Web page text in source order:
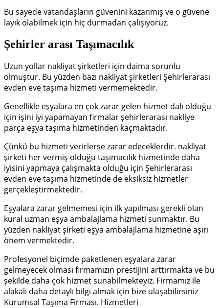
Bu sayede vatandaşların güvenini kazanmış ve o güvene
layık olabilmek için hiç durmadan çalışıyoruz.
Şehirler arası Taşımacılık
Uzun yollar nakliyat şirketleri için daima sorunlu
olmuştur. Bu yüzden bazı nakliyat şirketleri Şehirlerarası
evden eve taşıma hizmeti vermemektedir.
Genellikle eşyalara en çok zarar gelen hizmet dalı olduğu
için işini iyi yapamayan firmalar şehirlerarası nakliye
parça eşya taşıma hizmetinden kaçmaktadır.
Çünkü bu hizmeti verirlerse zarar edeceklerdir. nakliyat
şirketi her vermiş olduğu taşımacılık hizmetinde daha
iyisini yapmaya çalışmakta olduğu için Şehirlerarası
evden eve taşıma hizmetinde de eksiksiz hizmetler
gerçekleştirmektedir.
Eşyalara zarar gelmemesi için ilk yapılması gerekli olan
kural uzman eşya ambalajlama hizmeti sunmaktır. Bu
yüzden nakliyat şirketi eşya ambalajlama hizmetine aşırı
önem vermektedir.
Profesyonel biçimde paketlenen eşyalara zarar
gelmeyecek olması firmamızın prestijini arttırmakta ve bu
şekilde daha çok hizmet sunabilmekteyiz. Firmamız ile
alakalı daha detaylı bilgi almak için bize ulaşabilirsiniz
Kurumsal Taşıma Firması. Hizmetleri